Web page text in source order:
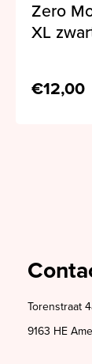
Zero
XL
€12,00
Torenstraat
9163 HE